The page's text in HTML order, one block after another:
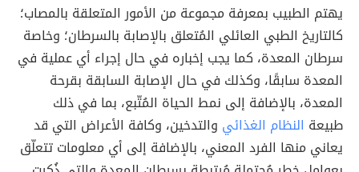
يهتم الطبيب بمعرفة مجموعة من الأمور المتعلقة بالمصاب؛
كالتاريخ الطبي العائلي المُتعلق بالإصابة بالسرطان؛ وخاصة
سرطان المعدة، كما يجب إخباره في حال إجراء أي عملية في
المعدة سابقًا، وكذلك في حال الإصابة السابقة بقرحة
المعدة، بالإضافة إلى نمط الحياة المُتّبع، بما في ذلك
طبيعة النظام الغذائي والتدخين، وكافة الأعراض التي قد
يعاني منها الفرد المعني، بالإضافة إلى أي معلومات تتعلّق